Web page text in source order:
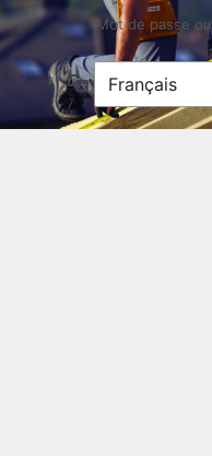
Mot de passe
Langue